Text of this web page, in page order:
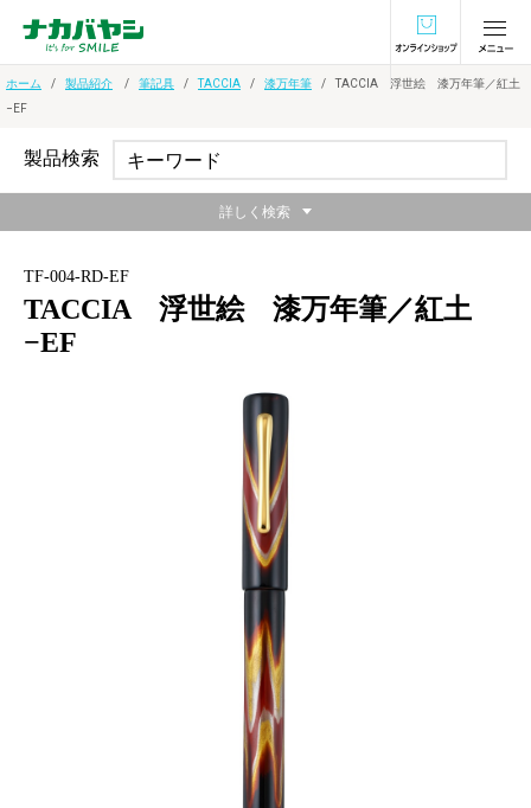
オンラインショ
ホーム 製品紹介 筆記具 TACCIA 漆万年筆
TACCIA 浮世絵 漆万年筆／紅土
−EF
TF-004-RD-EF
TACCIA 浮世絵 漆万年筆／紅土
−EF
浮世絵の色から着想を得た万年筆
日本が誇る文化である「浮世絵」の色から着想を得た万年筆で
漆職人によって、北斎の浮世絵をイメージした鮮やかな色と金色
のグラデーションが施されています。
プロデュースは文具ソムリエの石津大氏が担当。
製品検索
詳しく検索